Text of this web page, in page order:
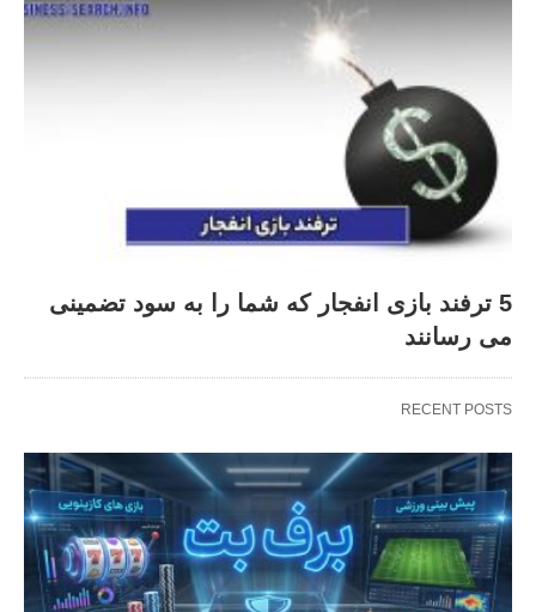
5 ترفند بازی انفجار که شما را به سود تضمینی
می رسانند
RECENT POSTS